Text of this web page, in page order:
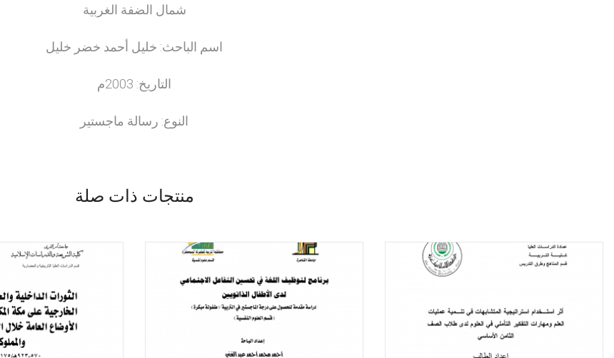
شمال الضفة الغربية
اسم الباحث: خليل أحمد خضر خليل
التاريخ: 2003م
النوع: رسالة ماجستير
منتجات ذات صلة